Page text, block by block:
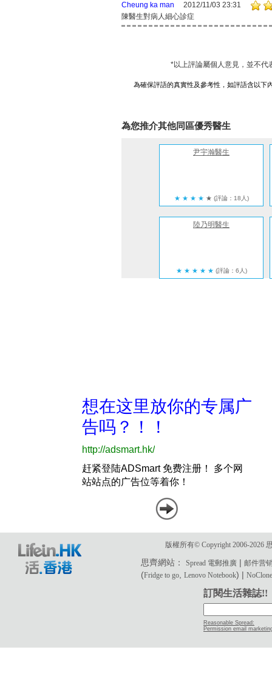
Cheung ka man
2012/11/03 23:31
陳醫生對病人細心診症
*以上評論屬個人意見，並不代
為確保評語的真實性及參考性，如評語含以下
為您推介其他同區優秀醫生
尹宇瀚醫生
★ ★ ★ ★ ★ (評論：18人)
陸乃明醫生
★ ★ ★ ★ ★ (評論：6人)
版權所有© Copyright 2006-2026
思齊網站：Spread 電郵推廣 |邮件营
(Fridge to go ,Lenovo Notebook) |